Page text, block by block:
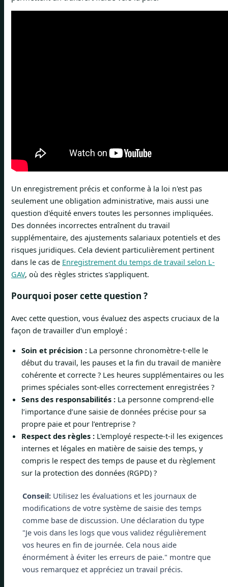
Un enregistrement précis et conforme à la loi n'est pas
seulement une obligation administrative, mais aussi une
question d'équité envers toutes les personnes impliquées.
Des données incorrectes entraînent du travail
supplémentaire, des ajustements salariaux potentiels et des
risques juridiques. Cela devient particulièrement pertinent
dans le cas de Enregistrement du temps de travail selon L-
GAV, où des règles strictes s'appliquent.
Pourquoi poser cette question ?
Avec cette question, vous évaluez des aspects cruciaux de la
façon de travailler d'un employé :
Soin et précision : La personne chronomètre-t-elle le
début du travail, les pauses et la fin du travail de manière
cohérente et correcte ? Les heures supplémentaires ou les
primes spéciales sont-elles correctement enregistrées ?
Sens des responsabilités : La personne comprend-elle
l’importance d’une saisie de données précise pour sa
propre paie et pour l’entreprise ?
Respect des règles : L'employé respecte-t-il les exigences
internes et légales en matière de saisie des temps, y
compris le respect des temps de pause et du règlement
sur la protection des données (RGPD) ?
Conseil:Utilisez les évaluations et les journaux de
modifications de votre système de saisie des temps
comme base de discussion. Une déclaration du type
"Je vois dans les logs que vous validez régulièrement
vos heures en fin de journée. Cela nous aide
énormément à éviter les erreurs de paie." montre que
vous remarquez et appréciez un travail précis.